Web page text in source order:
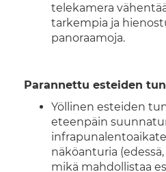
telekamera
tarkempia ja
panoraamoja.
Parannettu esteiden
Yöllinen esteiden
eteenpäin
näköanturia
mikä mahdollistaa